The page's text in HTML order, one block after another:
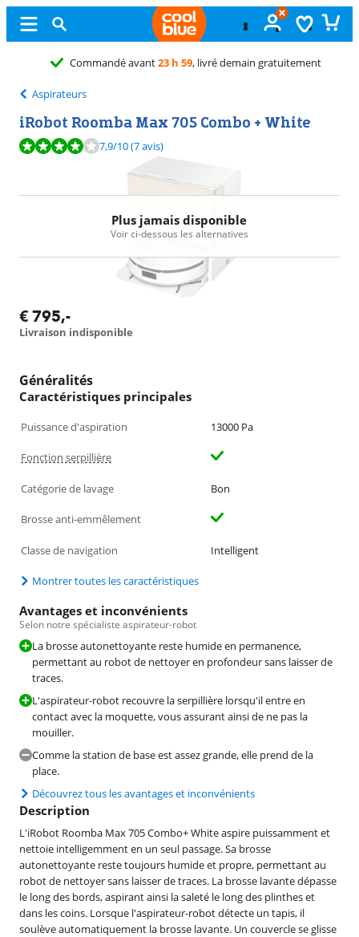
Aspirateurs
iRobot Roomba Max 705 Combo + White
La note est de 7,9 sur 10, basée sur 7 avis.
7,9/10(7 avis)
Plus jamais disponible
Voir ci-dessous les alternatives
€ 795,-
Livraison indisponible
Généralités
Caractéristiques principales
Puissance d'aspiration 13000 Pa
Fonction serpillière
Catégorie de lavage Bon
Brosse anti-emmêlement
Classe de navigation Intelligent
Montrer toutes les caractéristiques
Avantages et inconvénients
Selon notre spécialiste aspirateur-robot
La brosse autonettoyante reste humide en permanence,
permettant au robot de nettoyer en profondeur sans laisser de
traces.
L'aspirateur-robot recouvre la serpillière lorsqu'il entre en
contact avec la moquette, vous assurant ainsi de ne pas la
mouiller.
Comme la station de base est assez grande, elle prend de la
place.
Découvrez tous les avantages et inconvénients
Description
L'iRobot Roomba Max 705 Combo+ White aspire puissamment et
nettoie intelligemment en un seul passage. Sa brosse
autonettoyante reste toujours humide et propre, permettant au
robot de nettoyer sans laisser de traces. La brosse lavante dépasse
le long des bords, aspirant ainsi la saleté le long des plinthes et
dans les coins. Lorsque l'aspirateur-robot détecte un tapis, il
soulève automatiquement la brosse lavante. Un couvercle se glisse